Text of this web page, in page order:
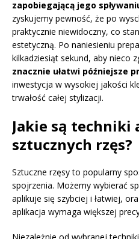
zapobiegającą jego
zyskujemy pewność, że po
praktycznie niewidoczny, co
estetyczną. Po naniesieniu
kilkadziesiąt sekund, aby nieco
znacznie ułatwi późniejsze
inwestycja w wysokiej jakości
trwałość całej stylizacji.
Jakie są techniki
sztucznych rzęs?
Sztuczne rzęsy to popularny
spojrzenia. Możemy wybierać
aplikuje się szybciej i łatwiej,
aplikacja wymaga większej